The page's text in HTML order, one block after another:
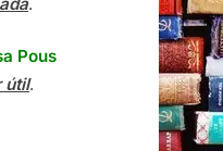
Pous
útil.